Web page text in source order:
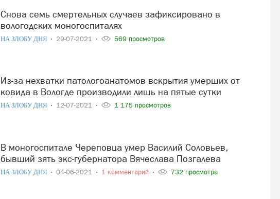
Снова семь смертельных случаев зафиксировано в
вологодских моногоспиталях
НА ЗЛОБУ ДНЯ 29-07-2021 569 просмотров
Из-за нехватки патологоанатомов вскрытия умерших от
ковида в Вологде производили лишь на пятые сутки
НА ЗЛОБУ ДНЯ 12-07-2021 1 175 просмотров
В моногоспитале Череповца умер Василий Соловьев,
бывший зять экс-губернатора Вячеслава Позгалева
НА ЗЛОБУ ДНЯ 04-06-2021 1 комментарий 732 просмотра